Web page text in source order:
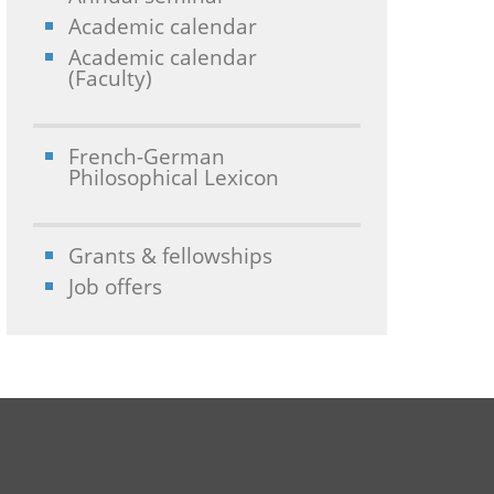
Academic calendar
Academic calendar
(Faculty)
French-German
Philosophical Lexicon
Grants & fellowships
Job offers